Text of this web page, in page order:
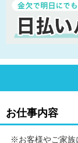
お仕事内容
※お客様やご家族